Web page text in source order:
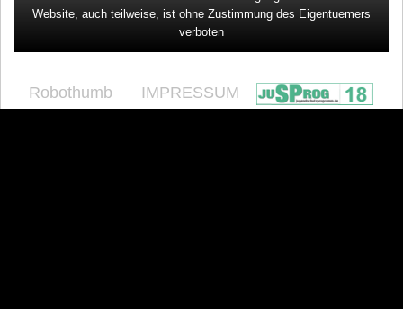
Website, auch teilweise, ist ohne Zustimmung des Eigentuemers
verboten
Robothumb IMPRESSUM